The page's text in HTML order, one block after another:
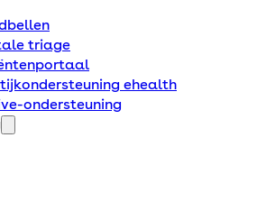
triage
ehealth
ondersteuning